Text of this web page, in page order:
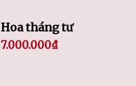
Hoa tháng tư
7.000.000₫